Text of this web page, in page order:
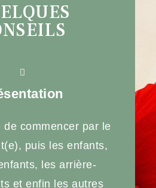
de commencer par le
puis les enfants,
les arrière-
et enfin les autres